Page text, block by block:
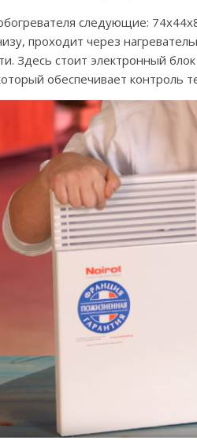
следующие:
проходит через
Здесь стоит электронный
обеспечивает контроль